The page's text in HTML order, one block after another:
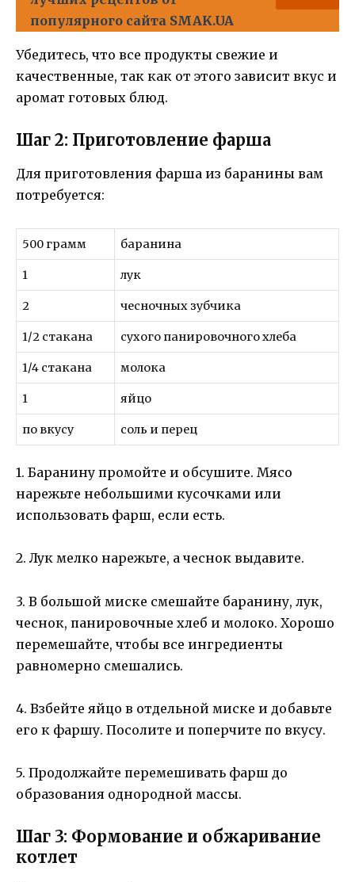
популярного сайта SMAK.UA
Убедитесь, что все продукты свежие и
качественные, так как от этого зависит вкус и
аромат готовых блюд.
Шаг 2: Приготовление фарша
Для приготовления фарша из баранины вам
потребуется:
500 грамм баранина
1 лук
2 чесночных зубчика
1/2 стакана сухого панировочного хлеба
1/4 стакана молока
1 яйцо
по вкусу соль и перец
1. Баранину промойте и обсушите. Мясо
нарежьте небольшими кусочками или
использовать фарш, если есть.
2. Лук мелко нарежьте, а чеснок выдавите.
3. В большой миске смешайте баранину, лук,
чеснок, панировочные хлеб и молоко. Хорошо
перемешайте, чтобы все ингредиенты
равномерно смешались.
4. Взбейте яйцо в отдельной миске и добавьте
его к фаршу. Посолите и поперчите по вкусу.
5. Продолжайте перемешивать фарш до
образования однородной массы.
Шаг 3: Формование и обжаривание
котлет